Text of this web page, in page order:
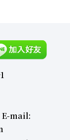
E-mail: